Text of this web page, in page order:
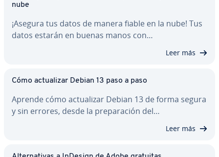
nube
¡Asegura tus datos de manera fiable en la nube! Tus
datos estarán en buenas manos con…
Leer más
Cómo ac­tua­li­zar Debian 13 paso a paso
Aprende cómo ac­tua­li­zar Debian 13 de forma segura
y sin errores, desde la pre­pa­ra­ción del…
Leer más